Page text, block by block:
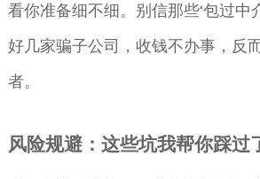
看你准备细不细。别信那些‘包过中
好几家骗子公司，收钱不办事，反
者。
风险规避：这些坑我帮你踩过